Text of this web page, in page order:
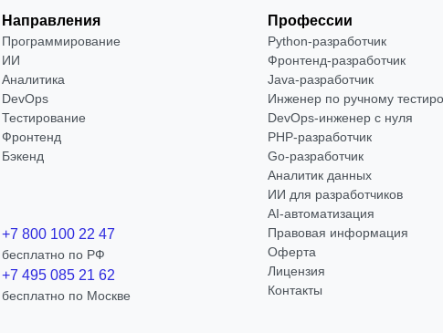
Направления
Программирование
ИИ
Аналитика
DevOps
Тестирование
Фронтенд
Бэкенд
Профессии
Python-разработчик
Фронтенд-разработчик
Java-разработчик
Инженер по ручному
DevOps-инженер с нуля
РНР-разработчик
Go-разработчик
Аналитик данных
ИИ для разработчиков
AI-автоматизация
+7 800 100 22 47
бесплатно по РФ
+7 495 085 21 62
бесплатно по Москве
Правовая информация
Оферта
Лицензия
Контакты